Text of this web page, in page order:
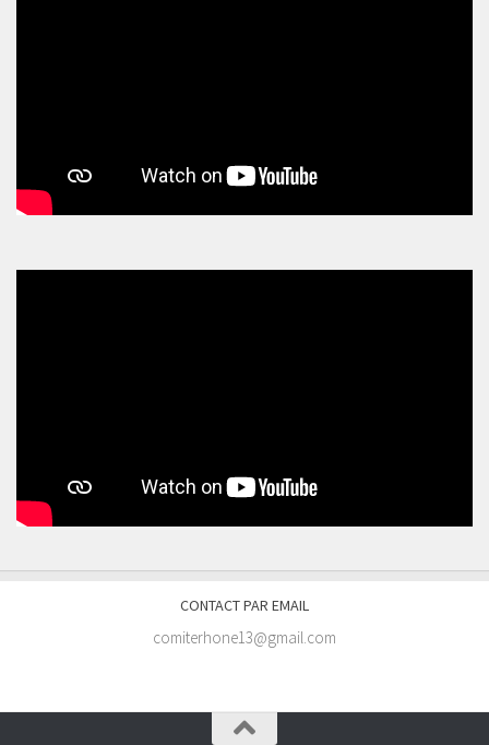
CONTACT PAR EMAIL
comiterhone13@gmail.com